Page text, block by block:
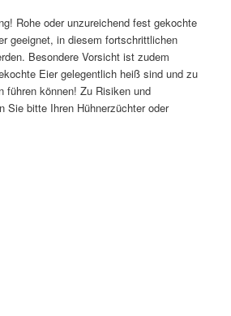
Rohe oder unzureichend fest gekochte
geeignet, in diesem fortschrittlichen
Besondere Vorsicht ist zudem
Eier gelegentlich heiß sind und zu
führen können! Zu Risiken und
Sie bitte Ihren Hühnerzüchter oder